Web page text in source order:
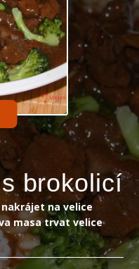
brokolicí
na velice
masa trvat velice